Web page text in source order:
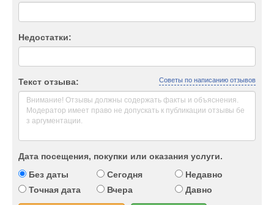
Недостатки:
Текст отзыва: Советы по написанию отзывов
Дата посещения, покупки или оказания услуги.
Без даты
Сегодня
Недавно
Точная дата
Вчера Давно